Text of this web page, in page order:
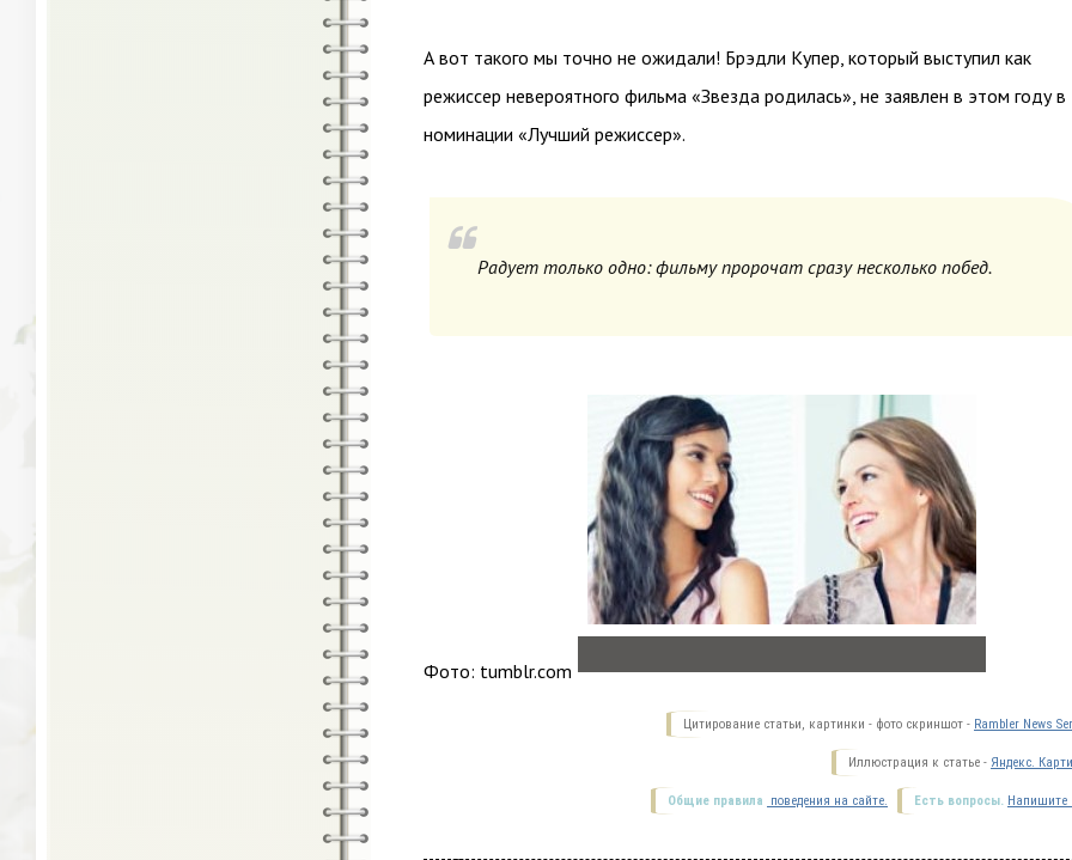
А вот такого мы точно не ожидали! Брэдли Купер, который выступил как
режиссер невероятного фильма «Звезда родилась», не заявлен в этом году в
номинации «Лучший режиссер».
Радует только одно: фильму пророчат сразу несколько побед.
Фото: tumblr.com
Цитирование статьи, картинки - фото скриншот - Rambler News
Иллюстрация к статье - Яндекс.
Есть вопросы. Напишите
Общие правила поведения на сайте.